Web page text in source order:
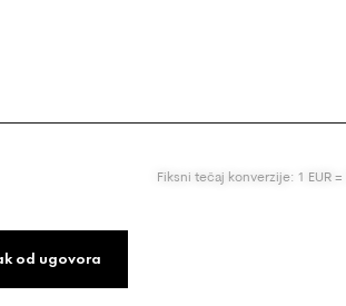
Fiksni tečaj konverzije: 1 EUR
od ugovora